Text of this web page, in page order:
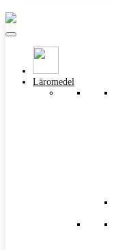
Läromedel